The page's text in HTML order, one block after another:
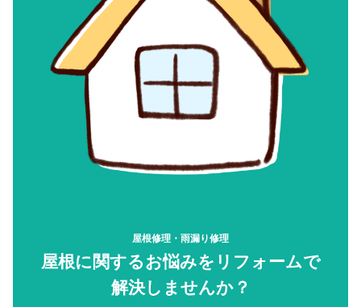
屋根修理・雨漏り修理
屋根に関するお悩みをリフォームで
解決しませんか？